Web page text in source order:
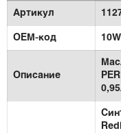
Артикул
OEM-код
Описание